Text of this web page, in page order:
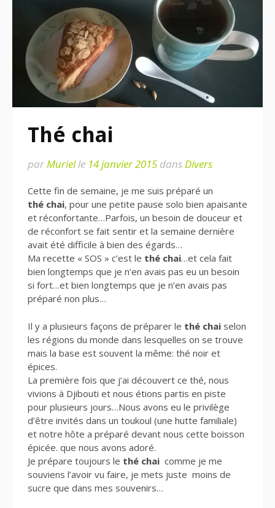
Thé chai
parMurielle 14 janvier 2015 dansDivers
Cette fin de semaine, je me suis préparé un
thé chai, pour une petite pause solo bien apaisante
et réconfortante…Parfois, un besoin de douceur et
de réconfort se fait sentir et la semaine dernière
avait été difficile à bien des égards…
Ma recette « SOS » c’est le thé chai…et cela fait
bien longtemps que je n’en avais pas eu un besoin
si fort…et bien longtemps que je n’en avais pas
préparé non plus…
Il y a plusieurs façons de préparer le thé chai selon
les régions du monde dans lesquelles on se trouve
mais la base est souvent la même: thé noir et
épices.
La première fois que j’ai découvert ce thé, nous
vivions à Djibouti et nous étions partis en piste
pour plusieurs jours…Nous avons eu le privilège
d’être invités dans un toukoul (une hutte familiale)
et notre hôte a préparé devant nous cette boisson
épicée. que nous avons adoré.
Je prépare toujours le thé chai comme je me
souviens l’avoir vu faire, je mets juste moins de
sucre que dans mes souvenirs…